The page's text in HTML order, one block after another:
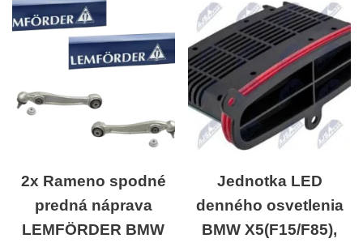
2x Rameno spodné
predná náprava
LEMFÖRDER BMW
Jednotka LED
denného osvetlenia
BMW X5(F15/F85),